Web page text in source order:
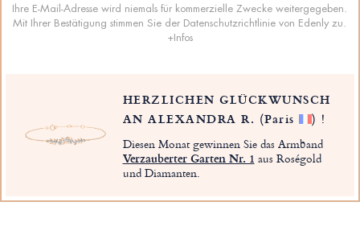
Ihre E-Mail-Adresse wird niemals für kommerzielle Zwecke weitergegeben.
Mit Ihrer Bestätigung stimmen Sie der Datenschutzrichtlinie von Edenly zu.
+Infos
HERZLICHEN GLÜCKWUNSCH
AN ALEXANDRA R. (Paris ) !
Diesen Monat gewinnen Sie das Armband
Verzauberter Garten Nr. 1 aus Roségold
und Diamanten.